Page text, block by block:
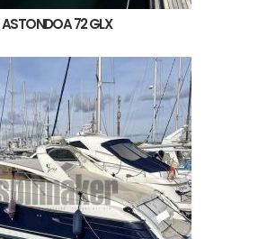
ASTONDOA 72 GLX